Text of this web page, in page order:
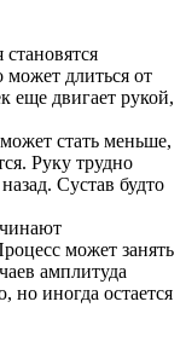
длиться от
еще двигает рукой,
стать меньше,
Руку трудно
Сустав будто
может занять
амплитуда
но иногда остается